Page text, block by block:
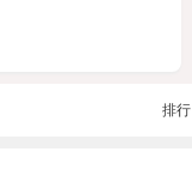
排行